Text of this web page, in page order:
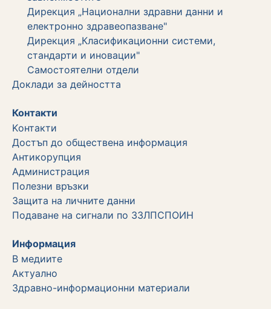
Дирекция „Национални здравни данни и
електронно здравеопазване"
Дирекция „Класификационни системи,
стандарти и иновации"
Самостоятелни отдели
Дoклади за дейността
Контакти
Kонтакти
Достъп до обществена информация
Aнтикорупция
Администрация
Полезни връзки
Защита на личните данни
Подаване на сигнали по ЗЗЛПСПОИН
Информация
В медиите
Актуално
Здравно-информационни материали